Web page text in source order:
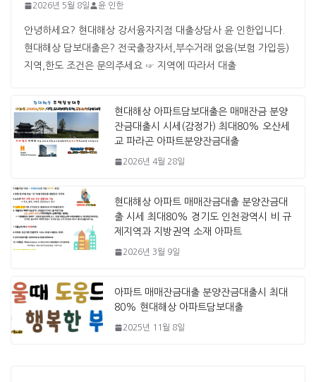
2026년 5월 8일 윤 인한
안녕하세요? 현대해상 강서융자지점 대출상담사 윤 인한입니다. ​ ​
현대해상 담보대출은? 전국출장자서,부수거래 없음(보험 가입등)
지역,한도 조건은 문의주세요 ☞ 지역에 따라서 대출
현대해상 아파트담보대출은 매매잔금 분양
잔금대출시 시세(감정가) 최대80% 오산세
교 파라곤 아파트분양잔금대출
2026년 4월 28일
현대해상 아파트 매매잔금대출 분양잔금대
출 시세 최대80% 경기도 인천광역시 비 규
제지역과 지방권역 소재 아파트
2026년 3월 9일
아파트 매매잔금대출 분양잔금대출시 최대
80% 현대해상 아파트담보대출
2025년 11월 8일